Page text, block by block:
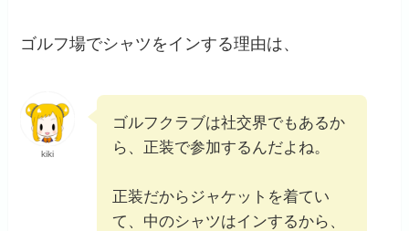
ゴルフ場でシャツをインする理由は、
kiki
ゴルフクラブは社交界でもあるか
ら、正装で参加するんだよね。
正装だからジャケットを着てい
て、中のシャツはインするから、